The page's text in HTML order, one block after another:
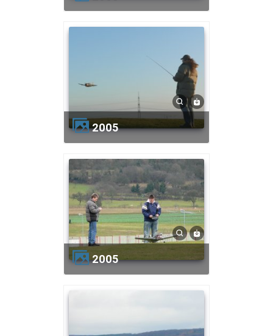
2005
2005